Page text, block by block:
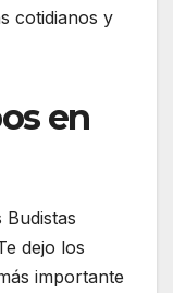
cotidianos y
en
dejo los
importante